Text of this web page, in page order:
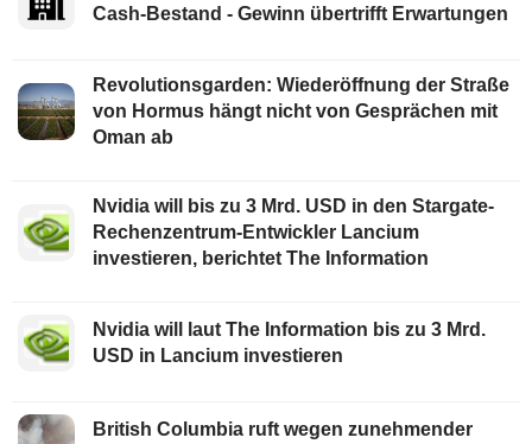
Cash-Bestand - Gewinn übertrifft Erwartungen
Revolutionsgarden: Wiederöffnung der Straße
von Hormus hängt nicht von Gesprächen mit
Oman ab
Nvidia will bis zu 3 Mrd. USD in den Stargate-
Rechenzentrum-Entwickler Lancium
investieren, berichtet The Information
Nvidia will laut The Information bis zu 3 Mrd.
USD in Lancium investieren
British Columbia ruft wegen zunehmender